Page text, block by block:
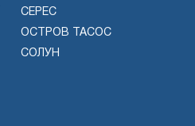
СЕРЕС
ОСТРОВ ТАСОС
СОЛУН